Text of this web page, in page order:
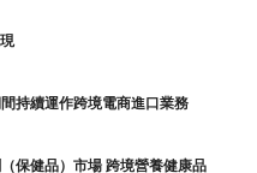
持續運作跨境電商進口業務
保健品）市場 跨境營養健康品